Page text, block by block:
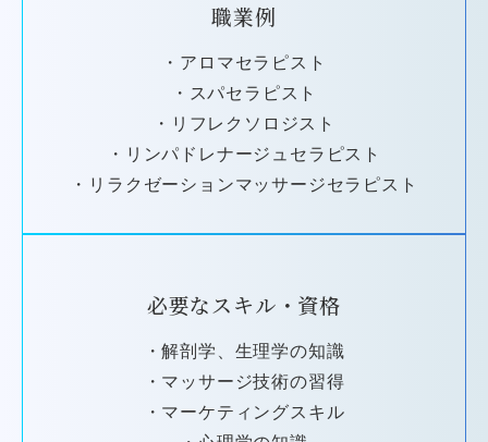
職業例
・アロマセラピスト
・スパセラピスト
・リフレクソロジスト
・リンパドレナージュセラピスト
・リラクゼーションマッサージセラピスト
必要なスキル・資格
・解剖学、生理学の知識
・マッサージ技術の習得
・マーケティングスキル